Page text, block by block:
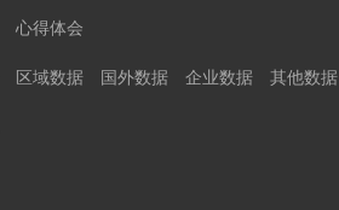
心得体会
区域数据 国外数据 企业数据 其他数据